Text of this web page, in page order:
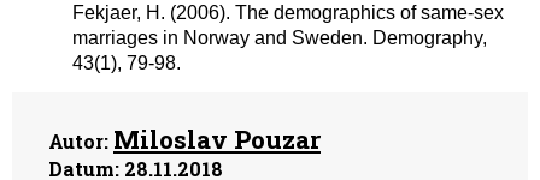
Fekjaer, H. (2006). The demographics of same-sex
marriages in Norway and Sweden. Demography,
43(1), 79-98.
Autor: Miloslav Pouzar
Datum: 28.11.2018